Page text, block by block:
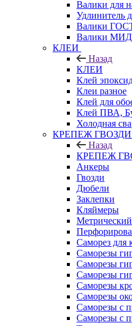
Валики для
Удлинитель
Валики
Валики
КЛЕИ
Назад
КЛЕИ
Клей
Клеи разное
Клей для
Клей ПВА,
Холодная
КРЕПЕЖ ГВОЗДИ
Назад
КРЕПЕЖ
Анкеры
Гвозди
Дюбели
Заклепки
Кляймеры
Саморез для
Саморезы
Саморезы
Саморезы
Саморезы
Саморезы
Саморезы с
Саморезы с